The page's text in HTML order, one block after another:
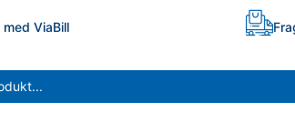
ViaBill